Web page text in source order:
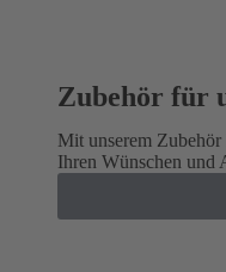
Zubehör für
Mit unserem
Ihren Wünschen und